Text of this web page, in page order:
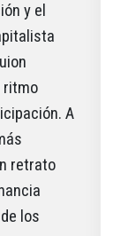
y el
ritmo
A
retrato
los